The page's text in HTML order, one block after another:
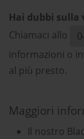
Hai dubbi sulla
Chiamaci allo
informazioni o
al più presto.
Maggiori
Il nostro